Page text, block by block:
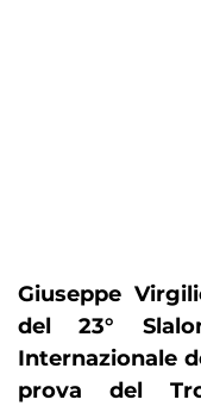
Giuseppe
del 23°
Internazionale
prova del